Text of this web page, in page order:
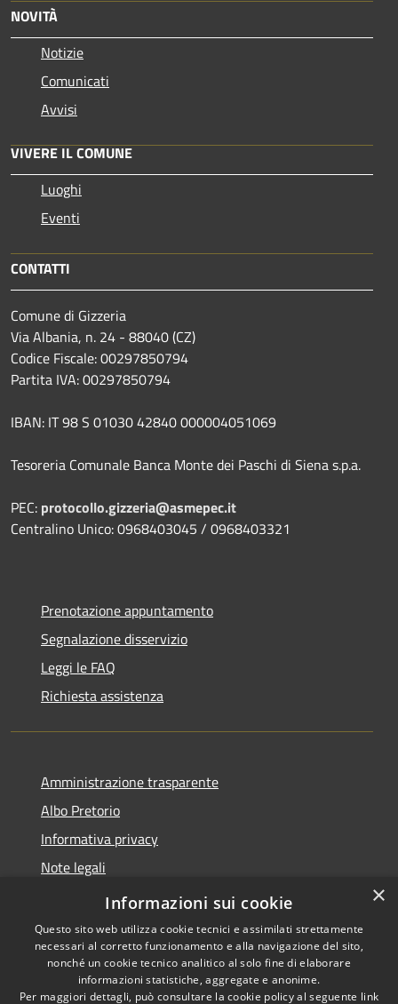
NOVITÀ
Notizie
Comunicati
Avvisi
VIVERE IL COMUNE
Luoghi
Eventi
CONTATTI
Comune di Gizzeria
Via Albania, n. 24 - 88040 (CZ)
Codice Fiscale: 00297850794
Partita IVA: 00297850794
IBAN: IT 98 S 01030 42840 000004051069
Tesoreria Comunale Banca Monte dei Paschi di Siena s.p.a.
PEC: protocollo.gizzeria@asmepec.it
Centralino Unico: 0968403045 / 0968403321
Prenotazione appuntamento
Segnalazione disservizio
Leggi le FAQ
Richiesta assistenza
Amministrazione trasparente
Albo Pretorio
Informativa privacy
Note legali
Dichiarazione di accessibilità
Copyright © 2026 • Comune di
×
Informazioni sui cookie
Questo sito web utilizza cookie tecnici e assimilati strettamente
necessari al corretto funzionamento e alla navigazione del sito,
nonché un cookie tecnico analitico al solo fine di elaborare
informazioni statistiche, aggregate e anonime.
Per maggiori dettagli, può consultare la cookie policy al seguente link